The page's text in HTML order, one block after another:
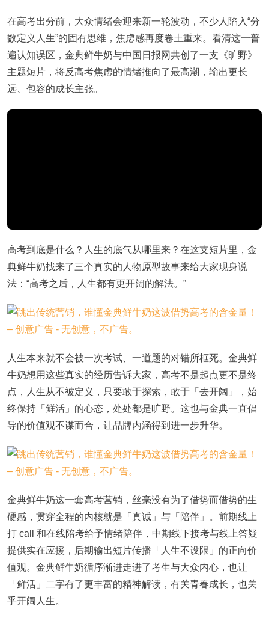
在高考出分前，大众情绪会迎来新一轮波动，不少人陷入“分
数定义人生”的固有思维，焦虑感再度卷土重来。看清这一普
遍认知误区，金典鲜牛奶与中国日报网共创了一支《旷野》
主题短片，将反高考焦虑的情绪推向了最高潮，输出更长
远、包容的成长主张。
高考到底是什么？人生的底气从哪里来？在这支短片里，金
典鲜牛奶找来了三个真实的人物原型故事来给大家现身说
法：“高考之后，人生都有更开阔的解法。”
人生本来就不会被一次考试、一道题的对错所框死。金典鲜
牛奶想用这些真实的经历告诉大家，高考不是起点更不是终
点，人生从不被定义，只要敢于探索，敢于「去开阔」，始
终保持「鲜活」的心态，处处都是旷野。这也与金典一直倡
导的价值观不谋而合，让品牌内涵得到进一步升华。
金典鲜牛奶这一套高考营销，丝毫没有为了借势而借势的生
硬感，贯穿全程的内核就是「真诚」与「陪伴」。前期线上
打 call 和在线陪考给予情绪陪伴，中期线下接考与线上答疑
提供实在应援，后期输出短片传播「人生不设限」的正向价
值观。金典鲜牛奶循序渐进走进了考生与大众内心，也让
「鲜活」二字有了更丰富的精神解读，有关青春成长，也关
乎开阔人生。